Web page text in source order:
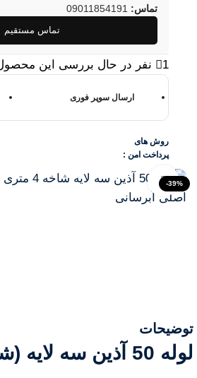
-39%
Click to enlarge
تماس: 09011854191
تماس مستقیم
1 نفر در حال بررسی این
ارسال سوپر فوری
روش های
پرداخت امن :
توضیحات
لوله 50 آذین سه لایه (شاخه 4 متری)